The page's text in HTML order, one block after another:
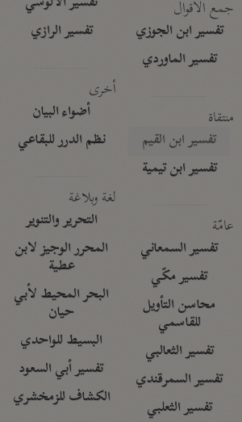
جمع الأقوال
تفسير ابن الجوزي
تفسير الماوردي
منتقاة
تفسير ابن القيم
تفسير ابن تيمية
عامّة
تفسير السمعاني
تفسير مكّي
محاسن التأويل
للقاسمي
تفسير الثعالبي
تفسير السمرقندي
تفسير الثعلبي
تفسير الرازي
أخرى
أضواء البيان
نظم الدرر للبقاعي
لغة وبلاغة
التحرير والتنوير
المحرر الوجيز لابن
عطية
البحر المحيط لأبي
حيان
البسيط للواحدي
تفسير أبي السعود
الكشاف للزمخشري